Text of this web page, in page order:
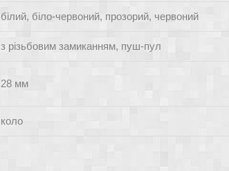
білий, біло-червоний, прозорий, червоний
з різьбовим замиканням, пуш-пул
28 мм
коло